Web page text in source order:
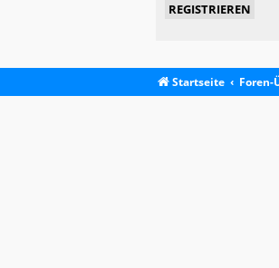
REGISTRIEREN
Startseite Foren-